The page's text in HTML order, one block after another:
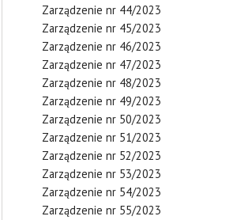
Zarządzenie nr 44/2023
Zarządzenie nr 45/2023
Zarządzenie nr 46/2023
Zarządzenie nr 47/2023
Zarządzenie nr 48/2023
Zarządzenie nr 49/2023
Zarządzenie nr 50/2023
Zarządzenie nr 51/2023
Zarządzenie nr 52/2023
Zarządzenie nr 53/2023
Zarządzenie nr 54/2023
Zarządzenie nr 55/2023